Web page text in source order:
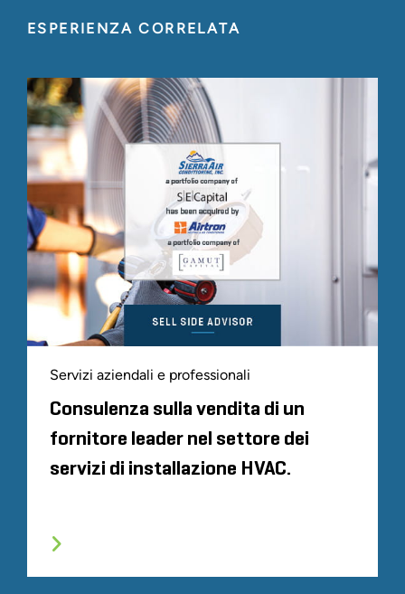
ESPERIENZA CORRELATA
Servizi aziendali e professionali
Consulenza sulla vendita di un
fornitore leader nel settore dei
servizi di installazione HVAC.